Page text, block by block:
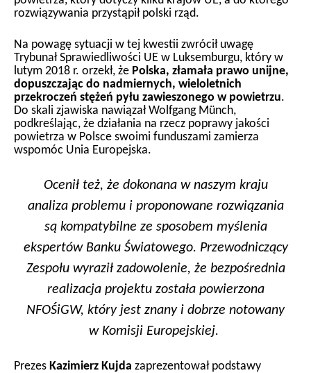
rozwiązywania przystąpił polski rząd.
Na powagę sytuacji w tej kwestii zwrócił uwagę
Trybunał Sprawiedliwości UE w Luksemburgu, który w
lutym 2018 r. orzekł, że Polska, złamała prawo unijne,
dopuszczając do nadmiernych, wieloletnich
przekroczeń stężeń pyłu zawieszonego w powietrzu.
Do skali zjawiska nawiązał Wolfgang Münch,
podkreślając, że działania na rzecz poprawy jakości
powietrza w Polsce swoimi funduszami zamierza
wspomóc Unia Europejska.
Ocenił też, że dokonana w naszym kraju
analiza problemu i proponowane rozwiązania
są kompatybilne ze sposobem myślenia
ekspertów Banku Światowego. Przewodniczący
Zespołu wyraził zadowolenie, że bezpośrednia
realizacja projektu została powierzona
NFOŚiGW, który jest znany i dobrze notowany
w Komisji Europejskiej.
Prezes Kazimierz Kujda zaprezentował podstawy